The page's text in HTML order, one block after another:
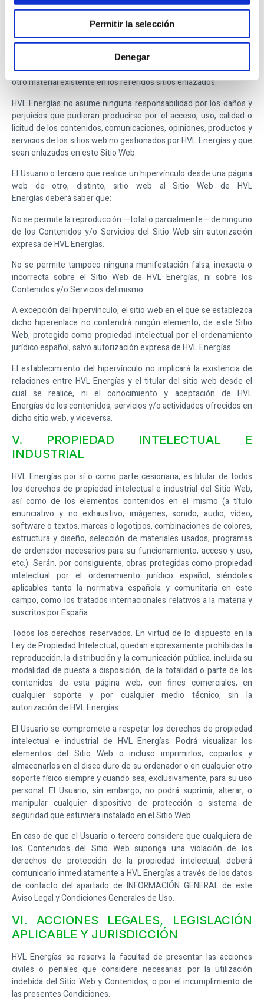
Permitir la selección
Denegar
exactitud, veracidad, validez o legalidad de sitios ajenos a su
propiedad a los que se pueda acceder por medio de los enlaces.
HVL Energíasen ningún caso revisará o controlará el contenido de
otros sitios web, así como tampoco aprueba, examina ni hace
propios los productos y servicios, contenidos, archivos y cualquier
otro material existente en los referidos sitios enlazados.
HVL Energías no asume ninguna responsabilidad por los daños y
perjuicios que pudieran producirse por el acceso, uso, calidad o
licitud de los contenidos, comunicaciones, opiniones, productos y
servicios de los sitios web no gestionados porHVL Energíasy que
sean enlazados en este Sitio Web.
El Usuario o tercero que realice un hipervínculo desde una página
web de otro, distinto, sitio web al Sitio Web de HVL
Energíasdeberá saber que:
No se permite la reproducción —total o parcialmente— de ninguno
de los Contenidos y/o Servicios del Sitio Web sin autorización
expresa deHVL Energías.
No se permite tampoco ninguna manifestación falsa, inexacta o
incorrecta sobre el Sitio Web deHVL Energías, ni sobre los
Contenidos y/o Servicios del mismo.
A excepción del hipervínculo, el sitio web en el que se establezca
dicho hiperenlace no contendrá ningún elemento, de este Sitio
Web, protegido como propiedad intelectual por el ordenamiento
jurídico español, salvo autorización expresa deHVL Energías.
El establecimiento del hipervínculo no implicará la existencia de
relaciones entre HVL Energías y el titular del sitio web desde el
cual se realice, ni el conocimiento y aceptación de HVL
Energíasde los contenidos, servicios y/o actividades ofrecidos en
dicho sitio web, y viceversa.
V. PROPIEDAD INTELECTUAL E
INDUSTRIAL
HVL Energías por sí o como parte cesionaria, es titular de todos
los derechos de propiedad intelectual e industrial del Sitio Web,
así como de los elementos contenidos en el mismo (a título
enunciativo y no exhaustivo, imágenes, sonido, audio, vídeo,
software o textos, marcas o logotipos, combinaciones de colores,
estructura y diseño, selección de materiales usados, programas
de ordenador necesarios para su funcionamiento, acceso y uso,
etc.). Serán, por consiguiente, obras protegidas como propiedad
intelectual por el ordenamiento jurídico español, siéndoles
aplicables tanto la normativa española y comunitaria en este
campo, como los tratados internacionales relativos a la materia y
suscritos por España.
Todos los derechos reservados. En virtud de lo dispuesto en la
Ley de Propiedad Intelectual, quedan expresamente prohibidas la
reproducción, la distribución y la comunicación pública, incluida su
modalidad de puesta a disposición, de la totalidad o parte de los
contenidos de esta página web, con fines comerciales, en
cualquier soporte y por cualquier medio técnico, sin la
autorización deHVL Energías.
El Usuario se compromete a respetar los derechos de propiedad
intelectual e industrial de HVL Energías. Podrá visualizar los
elementos del Sitio Web o incluso imprimirlos, copiarlos y
almacenarlos en el disco duro de su ordenador o en cualquier otro
soporte físico siempre y cuando sea, exclusivamente, para su uso
personal. El Usuario, sin embargo, no podrá suprimir, alterar, o
manipular cualquier dispositivo de protección o sistema de
seguridad que estuviera instalado en el Sitio Web.
En caso de que el Usuario o tercero considere que cualquiera de
los Contenidos del Sitio Web suponga una violación de los
derechos de protección de la propiedad intelectual, deberá
comunicarlo inmediatamente aHVL Energíasa través de los datos
de contacto del apartado de INFORMACIÓN GENERAL de este
Aviso Legal y Condiciones Generales de Uso.
VI. ACCIONES LEGALES, LEGISLACIÓN
APLICABLE Y JURISDICCIÓN
HVL Energías se reserva la facultad de presentar las acciones
civiles o penales que considere necesarias por la utilización
indebida del Sitio Web y Contenidos, o por el incumplimiento de
las presentes Condiciones.